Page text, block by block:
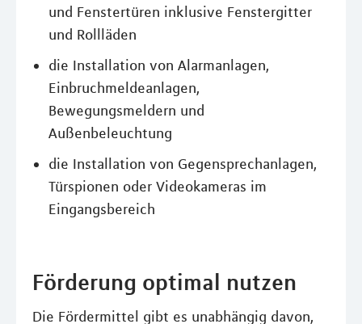
und Fenstertüren inklusive Fenstergitter
und Rollläden
die Installation von Alarmanlagen,
Einbruchmeldeanlagen,
Bewegungsmeldern und
Außenbeleuchtung
die Installation von Gegensprechanlagen,
Türspionen oder Videokameras im
Eingangsbereich
Förderung optimal nutzen
Die Fördermittel gibt es unabhängig davon,